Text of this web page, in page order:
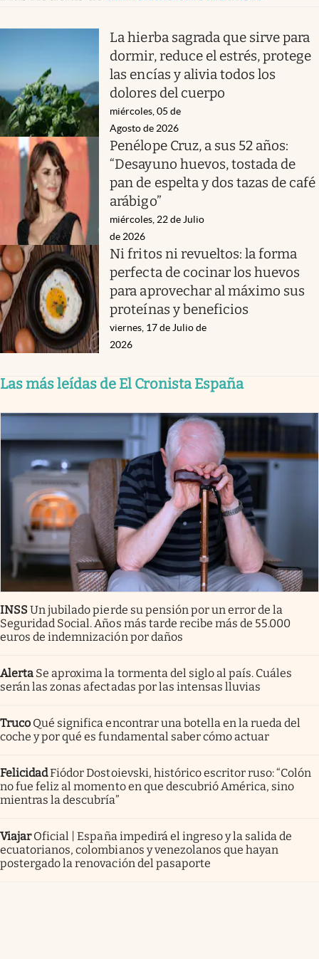
La hierba sagrada que sirve para
dormir, reduce el estrés, protege
las encías y alivia todos los
dolores del cuerpo
miércoles, 05 de
Agosto de 2026
Penélope Cruz, a sus 52 años:
“Desayuno huevos, tostada de
pan de espelta y dos tazas de café
arábigo”
miércoles, 22 de Julio
de 2026
Ni fritos ni revueltos: la forma
perfecta de cocinar los huevos
para aprovechar al máximo sus
proteínas y beneficios
viernes, 17 de Julio de
2026
Las más leídas de El Cronista España
INSSUn jubilado pierde su pensión por un error de la
Seguridad Social. Años más tarde recibe más de 55.000
euros de indemnización por daños
Alerta Se aproxima la tormenta del siglo al país. Cuáles
serán las zonas afectadas por las intensas lluvias
Truco Qué significa encontrar una botella en la rueda del
coche y por qué es fundamental saber cómo actuar
FelicidadFiódor Dostoievski, histórico escritor ruso: “Colón
no fue feliz al momento en que descubrió América, sino
mientras la descubría”
Viajar Oficial | España impedirá el ingreso y la salida de
ecuatorianos, colombianos y venezolanos que hayan
postergado la renovación del pasaporte